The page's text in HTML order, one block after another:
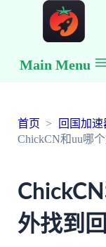
Main Menu
首页
回国加
ChickCN和uu哪
外找到